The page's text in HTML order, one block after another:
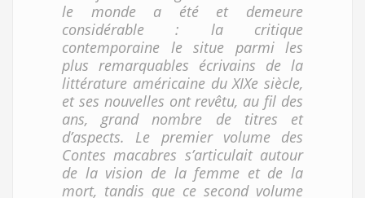
le monde a été et demeure
considérable : la critique
contemporaine le situe parmi les
plus remarquables écrivains de la
littérature américaine du XIXe siècle,
et ses nouvelles ont revêtu, au fil des
ans, grand nombre de titres et
d’aspects. Le premier volume des
Contes macabres s’articulait autour
de la vision de la femme et de la
mort, tandis que ce second volume